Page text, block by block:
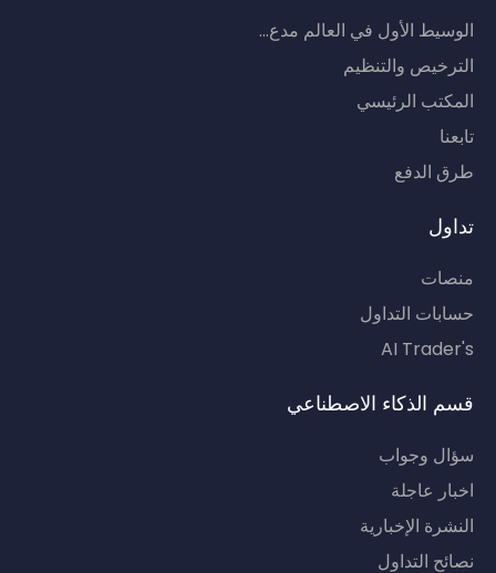
الوسيط الأول في العالم مدع...
الترخيص والتنظيم
المكتب الرئيسي
تابعنا
طرق الدفع
تداول
منصات
حسابات التداول
AI Trader's
قسم الذكاء الاصطناعي
سؤال وجواب
اخبار عاجلة
النشرة الإخبارية
نصائح التداول